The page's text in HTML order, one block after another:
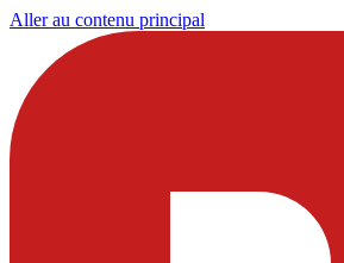
Aller au contenu principal